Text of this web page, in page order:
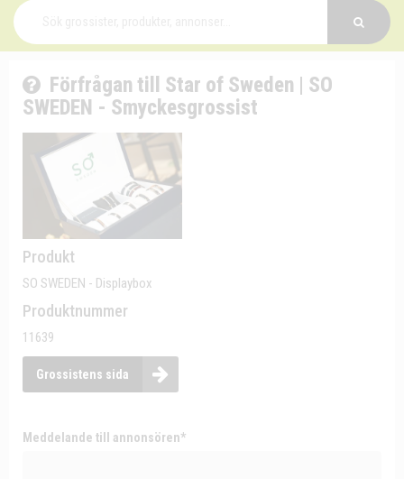
Förfrågan till Star of Sweden | SO
SWEDEN - Smyckesgrossist
Produkt
SO SWEDEN - Displaybox
Produktnummer
11639
Grossistens sida
Meddelande till annonsören*